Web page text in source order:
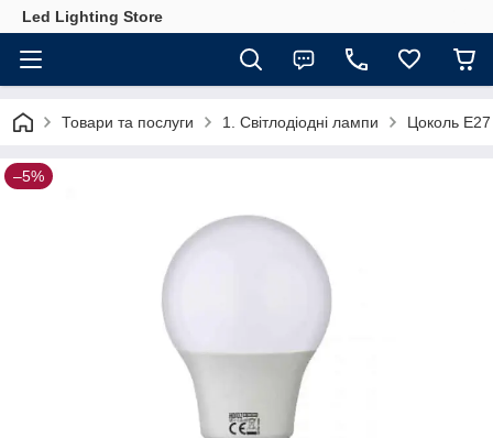
Led Lighting Store
Товари та послуги 1. Світлодіодні лампи Цоколь Е27
–5%